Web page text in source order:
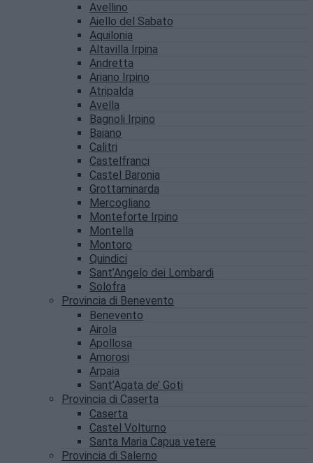
Avellino
Aiello del Sabato
Aquilonia
Altavilla Irpina
Andretta
Ariano Irpino
Atripalda
Avella
Bagnoli Irpino
Baiano
Calitri
Castelfranci
Castel Baronia
Grottaminarda
Mercogliano
Monteforte Irpino
Montella
Montoro
Quindici
Sant’Angelo dei Lombardi
Solofra
Provincia di Benevento
Benevento
Airola
Apollosa
Amorosi
Arpaia
Sant’Agata de’ Goti
Provincia di Caserta
Caserta
Castel Volturno
Santa Maria Capua vetere
Provincia di Salerno